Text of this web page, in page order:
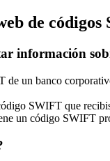
de códigos
información
de un banco
SWIFT que
un código SWIFT